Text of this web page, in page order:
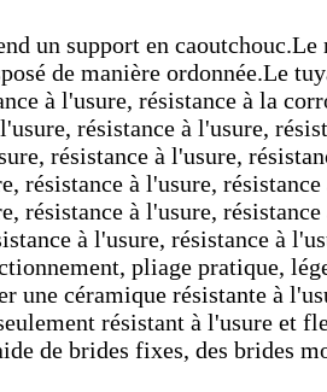
un support en caoutchouc.Le
de manière ordonnée.Le
à l'usure, résistance à la
résistance à l'usure,
résistance à l'usure,
résistance à l'usure, résistance
résistance à l'usure, résistance
à l'usure, résistance à
pliage pratique,
une céramique résistante à
résistant à l'usure et
de brides fixes, des brides